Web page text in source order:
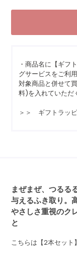
・商品名に【ギフ
グサービスをご利
対象商品と併せて
料)を入れていただ
＞＞ ギフトラッ
まぜまぜ、つるる
与えるふき取り。
やさしさ重視のク
と
こちらは【2本セット